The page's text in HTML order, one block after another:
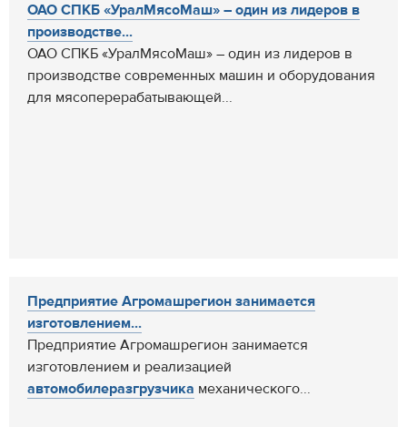
ОАО СПКБ «УралМясоМаш» – один из лидеров в
производстве...
ОАО СПКБ «УралМясоМаш» – один из лидеров в
производстве современных машин и оборудования
для мясоперерабатывающей...
Предприятие Агромашрегион занимается
изготовлением...
Предприятие Агромашрегион занимается
изготовлением и реализацией
автомобилеразгрузчика механического...